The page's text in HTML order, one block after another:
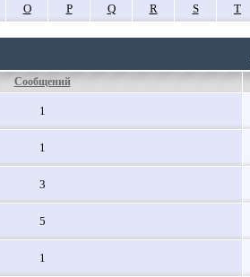
O P Q R S T
Сообщений
1
1
3
5
1